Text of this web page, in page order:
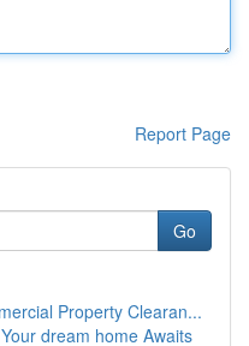
Report Page
Go
Property Clearan...
dream home Awaits